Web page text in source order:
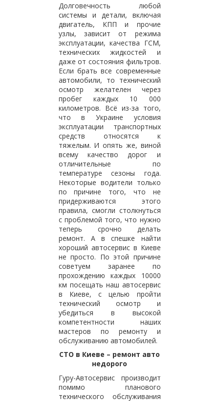
Долговечность любой
системы и детали, включая
двигатель, КПП и прочие
узлы, зависит от режима
эксплуатации, качества ГСМ,
технических жидкостей и
даже от состояния фильтров.
Если брать все современные
автомобили, то технический
осмотр желателен через
пробег каждых 10 000
километров. Всё из-за того,
что в Украине условия
эксплуатации транспортных
средств относятся к
тяжелым. И опять же, виной
всему качество дорог и
отличительные по
температуре сезоны года.
Некоторые водители только
по причине того, что не
придерживаются этого
правила, смогли столкнуться
с проблемой того, что нужно
теперь срочно делать
ремонт. А в спешке найти
хороший автосервис в Киеве
не просто. По этой причине
советуем заранее по
прохождению каждых 10000
км посещать наш автосервис
в Киеве, с целью пройти
технический осмотр и
убедиться в высокой
компетентности наших
мастеров по ремонту и
обслуживанию автомобилей.
СТО в Киеве – ремонт авто
недорого
Гуру-Автосервис производит
помимо планового
технического обслуживания